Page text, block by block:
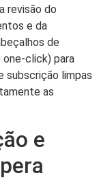
revisão do
e da
de
click) para
subscrição limpas
as
e